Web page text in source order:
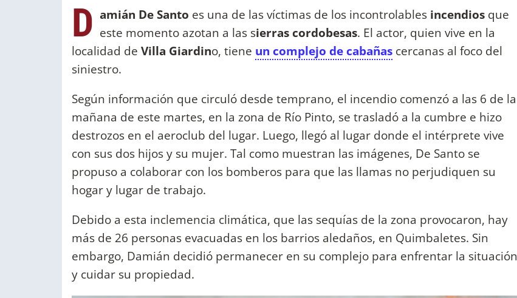
D amián De Santo es una de las víctimas de los incontrolables incendios que
este momento azotan a las sierras cordobesas. El actor, quien vive en la
localidad de Villa Giardino, tiene un complejo de cabañas cercanas al foco del
siniestro.
Según información que circuló desde temprano, el incendio comenzó a las 6 de la
mañana de este martes, en la zona de Río Pinto, se trasladó a la cumbre e hizo
destrozos en el aeroclub del lugar. Luego, llegó al lugar donde el intérprete vive
con sus dos hijos y su mujer. Tal como muestran las imágenes, De Santo se
propuso a colaborar con los bomberos para que las llamas no perjudiquen su
hogar y lugar de trabajo.
Debido a esta inclemencia climática, que las sequías de la zona provocaron, hay
más de 26 personas evacuadas en los barrios aledaños, en Quimbaletes. Sin
embargo, Damián decidió permanecer en su complejo para enfrentar la situación
y cuidar su propiedad.